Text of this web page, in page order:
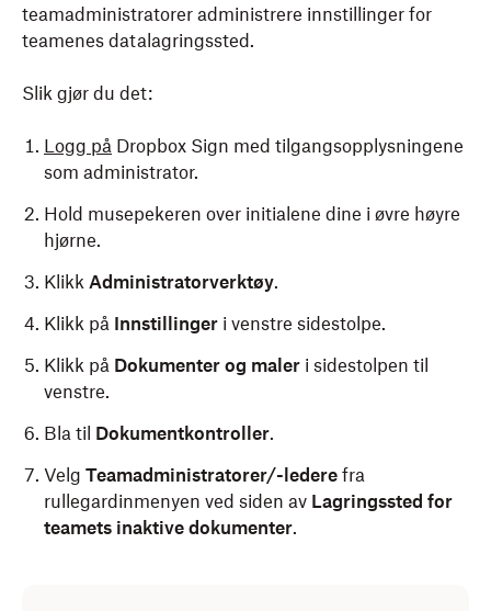
teamadministratorer administrere innstillinger for
teamenes datalagringssted.
Slik gjør du det:
Logg på Dropbox Sign med tilgangsopplysningene
som administrator.
Hold musepekeren over initialene dine i øvre høyre
hjørne.
Klikk Administratorverktøy.
Klikk på Innstillinger i venstre sidestolpe.
Klikk på Dokumenter og maler i sidestolpen til
venstre.
Bla til Dokumentkontroller.
Velg Teamadministratorer/-ledere fra
rullegardinmenyen ved siden av Lagringssted for
teamets inaktive dokumenter.